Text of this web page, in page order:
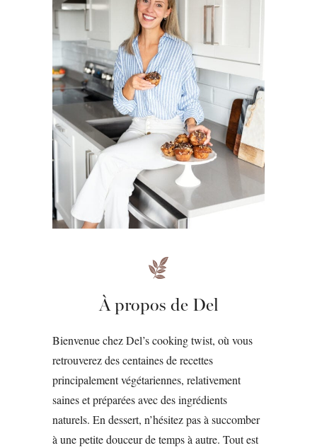
À propos de Del
Bienvenue chez Del’s cooking twist, où vous
retrouverez des centaines de recettes
principalement végétariennes, relativement
saines et préparées avec des ingrédients
naturels. En dessert, n’hésitez pas à succomber
à une petite douceur de temps à autre. Tout est